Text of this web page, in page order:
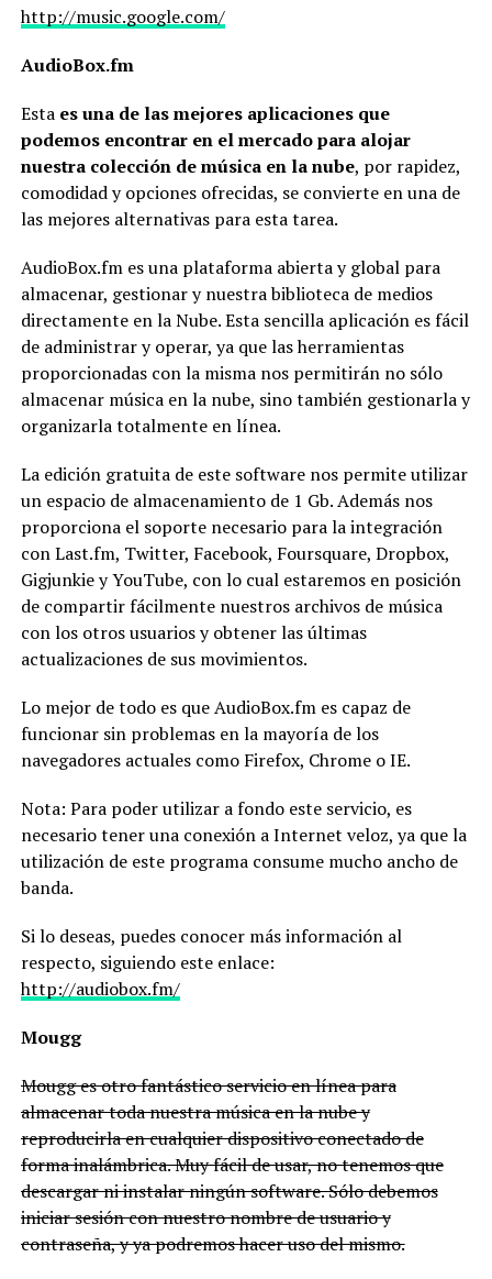
http://music.google.com/
AudioBox.fm
Esta es una de las mejores aplicaciones que
podemos encontrar en el mercado para alojar
nuestra colección de música en la nube, por rapidez,
comodidad y opciones ofrecidas, se convierte en una de
las mejores alternativas para esta tarea.
AudioBox.fm es una plataforma abierta y global para
almacenar, gestionar y nuestra biblioteca de medios
directamente en la Nube. Esta sencilla aplicación es fácil
de administrar y operar, ya que las herramientas
proporcionadas con la misma nos permitirán no sólo
almacenar música en la nube, sino también gestionarla y
organizarla totalmente en línea.
La edición gratuita de este software nos permite utilizar
un espacio de almacenamiento de 1 Gb. Además nos
proporciona el soporte necesario para la integración
con Last.fm, Twitter, Facebook, Foursquare, Dropbox,
Gigjunkie y YouTube, con lo cual estaremos en posición
de compartir fácilmente nuestros archivos de música
con los otros usuarios y obtener las últimas
actualizaciones de sus movimientos.
Lo mejor de todo es que AudioBox.fm es capaz de
funcionar sin problemas en la mayoría de los
navegadores actuales como Firefox, Chrome o IE.
Nota: Para poder utilizar a fondo este servicio, es
necesario tener una conexión a Internet veloz, ya que la
utilización de este programa consume mucho ancho de
banda.
Si lo deseas, puedes conocer más información al
respecto, siguiendo este enlace:
http://audiobox.fm/
Mougg
Mougg es otro fantástico servicio en línea para
almacenar toda nuestra música en la nube y
reproducirla en cualquier dispositivo conectado de
forma inalámbrica. Muy fácil de usar, no tenemos que
descargar ni instalar ningún software. Sólo debemos
iniciar sesión con nuestro nombre de usuario y
contraseña, y ya podremos hacer uso del mismo.